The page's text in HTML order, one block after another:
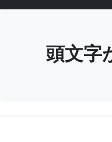
頭文字